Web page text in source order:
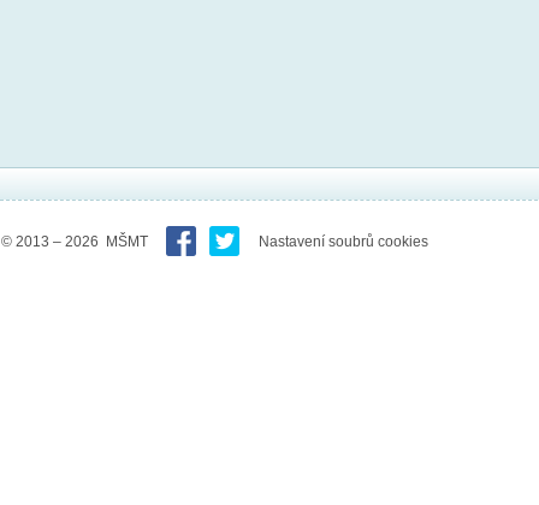
© 2013 – 2026 MŠMT Nastavení soubrů cookies